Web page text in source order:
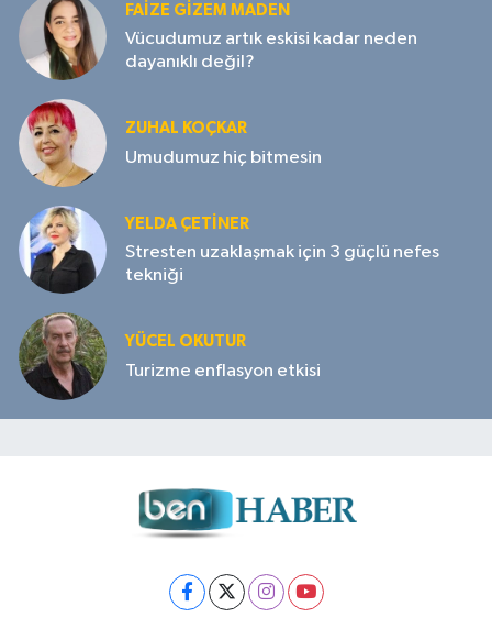
FAIZE GIZEM MADEN
Vücudumuz artık eskisi kadar neden
dayanıklı değil?
ZUHAL KOÇKAR
Umudumuz hiç bitmesin
YELDA ÇETİNER
Stresten uzaklaşmak için 3 güçlü nefes
tekniği
YÜCEL OKUTUR
Turizme enflasyon etkisi